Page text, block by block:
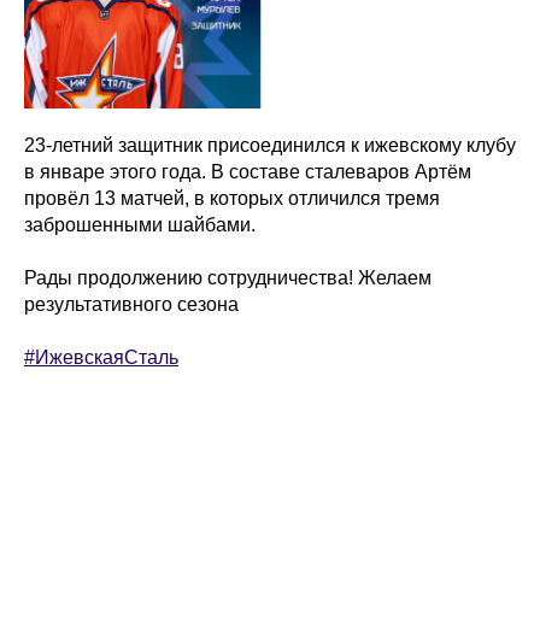
23-летний защитник присоединился к ижевскому клубу
в январе этого года. В составе сталеваров Артём
провёл 13 матчей, в которых отличился тремя
заброшенными шайбами.
Рады продолжению сотрудничества! Желаем
результативного сезона
#ИжевскаяСталь